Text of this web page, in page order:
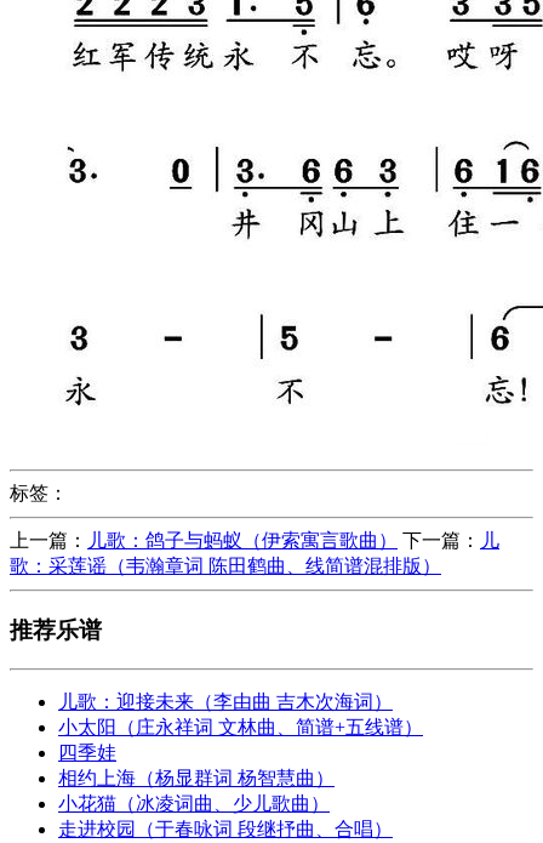
标签：
上一篇： 儿歌：鸽子与蚂蚁（伊索寓言歌曲） 下一篇：
儿
歌：采莲谣（韦瀚章词 陈田鹤曲、线简谱混排版）
推荐乐谱
儿歌：迎接未来（李由曲 吉木次海词）
小太阳（庄永祥词 文林曲、简谱+五线谱）
四季娃
相约上海（杨显群词 杨智慧曲）
小花猫（冰凌词曲、少儿歌曲）
走进校园（于春咏词 段继抒曲、合唱）